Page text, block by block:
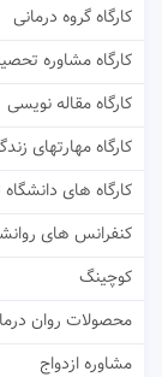
کارگاه گروه درمانی
کارگاه مشاوره
کارگاه مقاله نویسی
کارگاه مهارتهای
کارگاه های دانشگاه
کنفرانس های
کوچینگ
محصولات روان
مشاوره ازدواج